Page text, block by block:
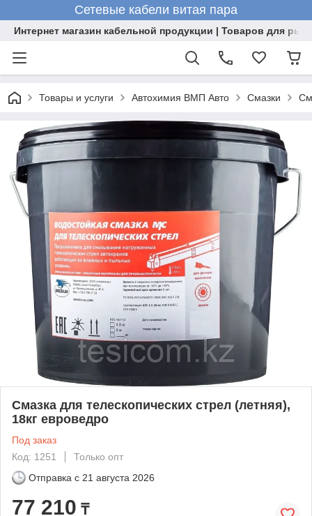
Сетевые кабели витая пара
Интернет магазин кабельной продукции | Товаров для
Товары и услуги Автохимия ВМП Авто Смазки
Смазка для телескопических стрел (летняя),
18кг евроведро
Под заказ
Код: 1251
Только опт
Отправка с 21 августа 2026
77 210 ₸